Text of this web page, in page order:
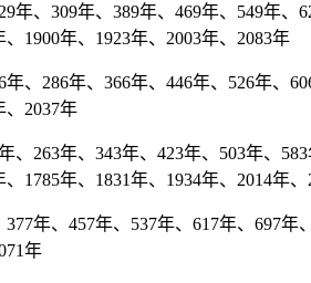
、309年、389年、469年、549年、
1900年、1923年、2003年、2083年
286年、366年、446年、526年、
、2037年
263年、343年、423年、503年、
1785年、1831年、1934年、2014年、
年、457年、537年、617年、697年
年